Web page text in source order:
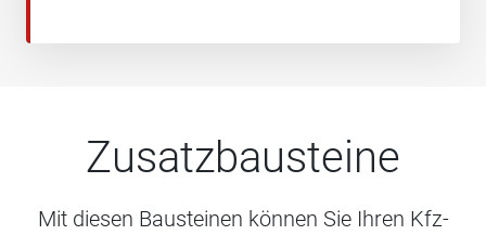
Zusatzbausteine
Mit diesen Bausteinen können Sie Ihren Kfz-